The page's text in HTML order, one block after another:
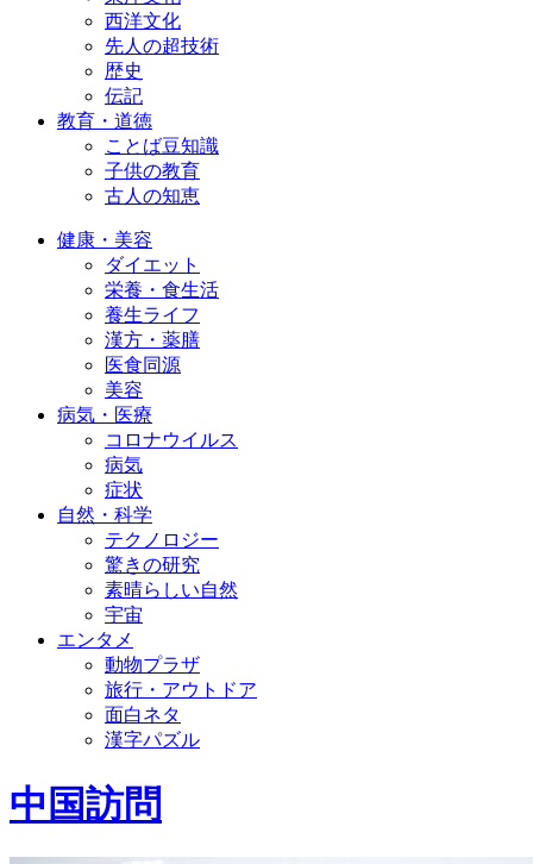
西洋文化
先人の超技術
歴史
伝記
教育・道徳
ことば豆知識
子供の教育
古人の知恵
健康・美容
ダイエット
栄養・食生活
養生ライフ
漢方・薬膳
医食同源
美容
病気・医療
コロナウイルス
病気
症状
自然・科学
テクノロジー
驚きの研究
素晴らしい自然
宇宙
エンタメ
動物プラザ
旅行・アウトドア
面白ネタ
漢字パズル
中国訪問